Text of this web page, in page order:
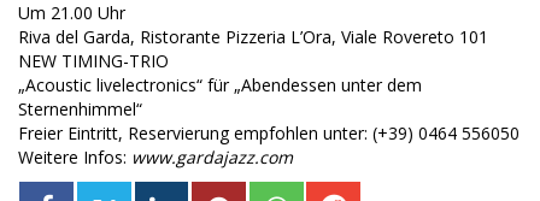
Um 21.00 Uhr
Riva del Garda, Ristorante Pizzeria L’Ora, Viale Rovereto 101
NEW TIMING-TRIO
„Acoustic livelectronics“ für „Abendessen unter dem
Sternenhimmel“
Freier Eintritt, Reservierung empfohlen unter: (+39) 0464 556050
Weitere Infos: www.gardajazz.com